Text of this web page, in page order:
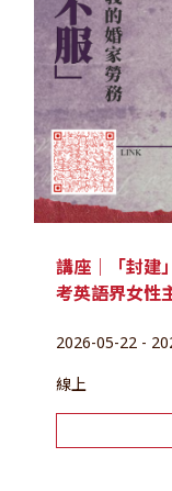
講座｜「封建
考英語界女性
2026-05-22 -
線上